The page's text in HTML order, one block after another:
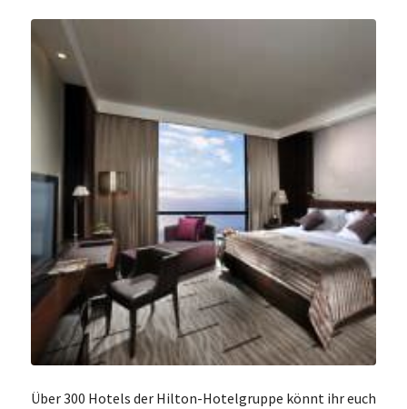
Über 300 Hotels der Hilton-Hotelgruppe könnt ihr euch